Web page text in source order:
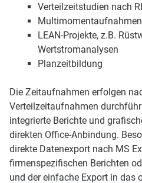
Verteilzeitstudien nach
Multimomentaufnahmen
LEAN-Projekte, z.B.
Wertstromanalysen
Planzeitbildung
Die Zeitaufnahmen erfolgen
Verteilzeit­aufnahmen
integrierte Berichte und
direkten Office-Anbin­dung.
direkte Datenexport nach MS
firmenspezifischen Berichten
und der einfache Export in das